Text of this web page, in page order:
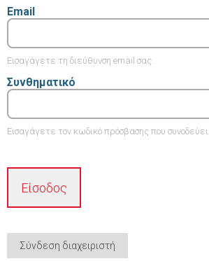
Email
Εισαγάγετε τη διεύθυνση email σας.
Συνθηματικό
Εισαγάγετε τον κωδικό πρόσβασης που